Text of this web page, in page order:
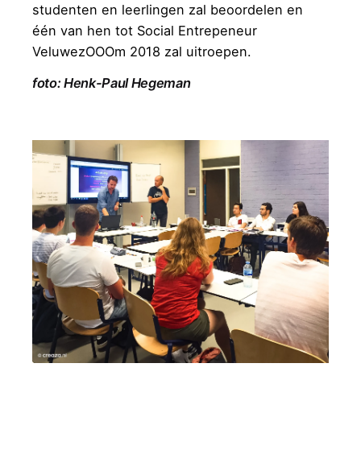
studenten en leerlingen zal beoordelen en
één van hen tot Social Entrepeneur
VeluwezOOOm 2018 zal uitroepen.
foto: Henk-Paul Hegeman